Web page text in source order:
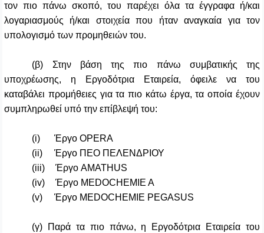
τον πιο πάνω σκοπό, του παρέχει όλα τα έγγραφα ή/και
λογαριασμούς ή/και στοιχεία που ήταν αναγκαία για τον
υπολογισμό των προμηθειών του.
(β) Στην βάση της πιο πάνω συμβατικής της
υποχρέωσης, η Εργοδότρια Εταιρεία, όφειλε να του
καταβάλει προμήθειες για τα πιο κάτω έργα, τα οποία έχουν
συμπληρωθεί υπό την επίβλεψή του:
(i) ΈργοOPERA
(ii)
Έργο ΠΕΟ ΠΕΛΕΝΔΡΙΟΥ
(iii)
Έργο AMATHUS
(iv)
Έργο MEDOCHEMIE A
(v)
Έργο MEDOCHEMIE PEGASUS
(γ) Παρά τα πιο πάνω, η Εργοδότρια Εταιρεία του